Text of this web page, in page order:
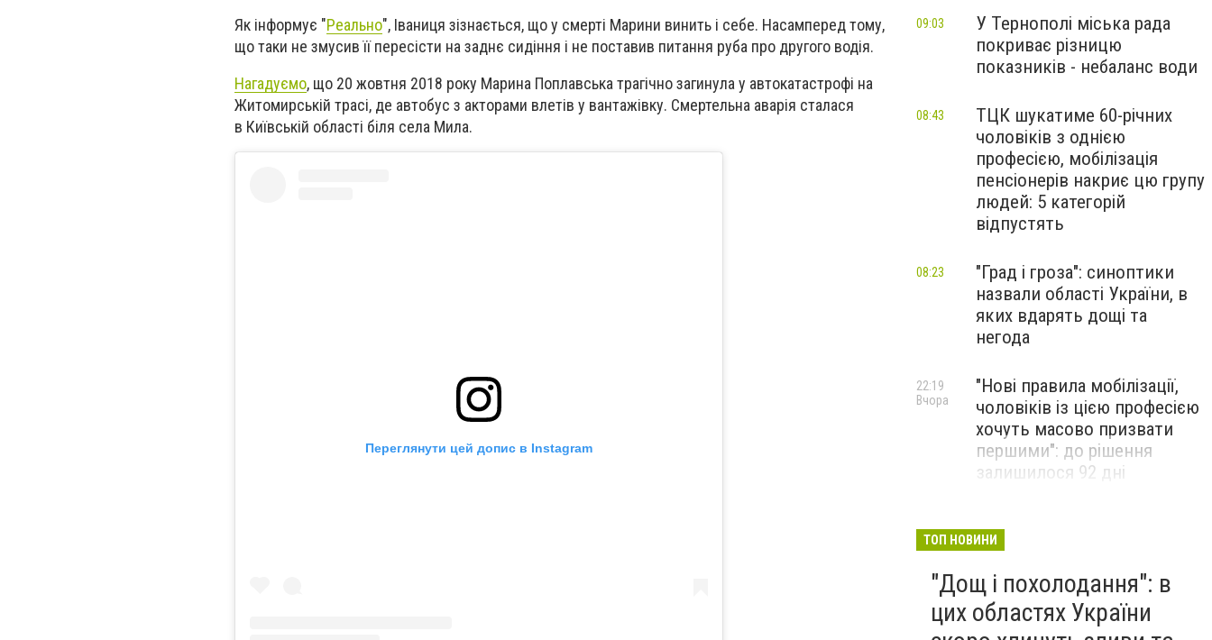
Як інформує "Реально", Іваниця зізнається, що у смерті Марини винить і себе. Насамперед тому,
що таки не змусив її пересісти на заднє сидіння і не поставив питання руба про другого водія.
Нагадуємо, що 20 жовтня 2018 року Марина Поплавська трагічно загинула у автокатастрофі на
Житомирській трасі, де автобус з акторами влетів у вантажівку. Смертельна аварія сталася
в Київській області біля села Мила.
Переглянути цей допис в Instagram
У Тернополі міська рада
покриває різницю
показників - небаланс води
09:03
ТЦК шукатиме 60-річних
чоловіків з однією
професією, мобілізація
пенсіонерів накриє цю групу
людей: 5 категорій
відпустять
08:43
"Град і гроза": синоптики
назвали області України, в
яких вдарять дощі та
негода
08:23
"Нові правила мобілізації,
чоловіків із цією професією
хочуть масово призвати
першими": до рішення
залишилося 92 дні
22:19
Вчора
град та шквали вітру до 15-
накриє потужне
похолодання
Вчора
ТОП НОВИНИ
"Дощ і похолодання": в
цих областях України